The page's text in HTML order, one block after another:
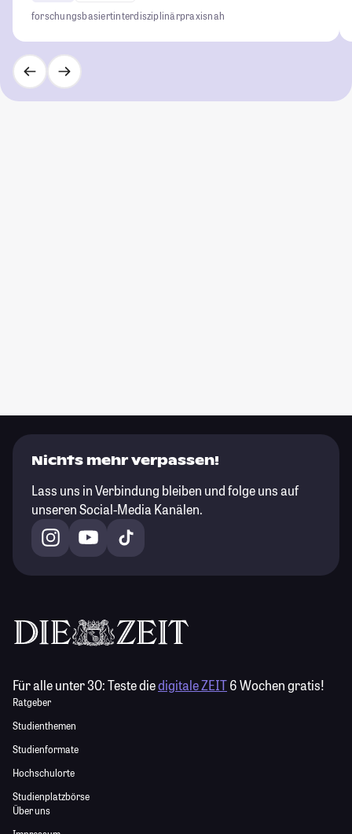
forschungsbasiertinterdisziplinärpraxisnah
Nichts mehr verpassen!
Lass uns in Verbindung bleiben und folge uns auf
unseren Social-Media Kanälen.
Für alle unter 30:Teste diedigitale ZEIT6 Wochen gratis!
Ratgeber
Studienthemen
Studienformate
Hochschulorte
Studienplatzbörse
Über uns